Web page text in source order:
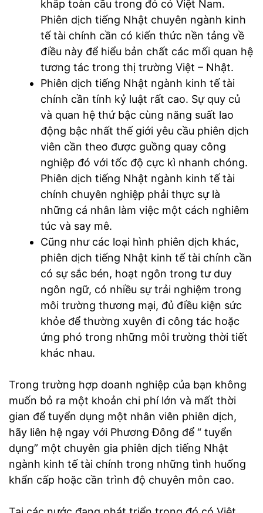
khắp toàn cầu trong đó có Việt Nam.
Phiên dịch tiếng Nhật chuyên ngành kinh
tế tài chính cần có kiến thức nền tảng về
điều này để hiểu bản chất các mối quan hệ
tương tác trong thị trường Việt – Nhật.
Phiên dịch tiếng Nhật ngành kinh tế tài
chính cần tính kỷ luật rất cao. Sự quy củ
và quan hệ thứ bậc cùng năng suất lao
động bậc nhất thế giới yêu cầu phiên dịch
viên cần theo được guồng quay công
nghiệp đó với tốc độ cực kì nhanh chóng.
Phiên dịch tiếng Nhật ngành kinh tế tài
chính chuyên nghiệp phải thực sự là
những cá nhân làm việc một cách nghiêm
túc và say mê.
Cũng như các loại hình phiên dịch khác,
phiên dịch tiếng Nhật kinh tế tài chính cần
có sự sắc bén, hoạt ngôn trong tư duy
ngôn ngữ, có nhiều sự trải nghiệm trong
môi trường thương mại, đủ điều kiện sức
khỏe để thường xuyên đi công tác hoặc
ứng phó trong những môi trường thời tiết
khác nhau.
Trong trường hợp doanh nghiệp của bạn không
muốn bỏ ra một khoản chi phí lớn và mất thời
gian để tuyển dụng một nhân viên phiên dịch,
hãy liên hệ ngay với Phương Đông để “ tuyển
dụng” một chuyên gia phiên dịch tiếng Nhật
ngành kinh tế tài chính trong những tình huống
khẩn cấp hoặc cần trình độ chuyên môn cao.